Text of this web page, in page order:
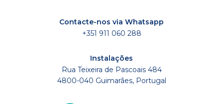
Contacte-nos via Whatsapp
+351 911 060 288
Instalações
Rua Teixeira de Pascoais 484
4800-040 Guimarães, Portugal